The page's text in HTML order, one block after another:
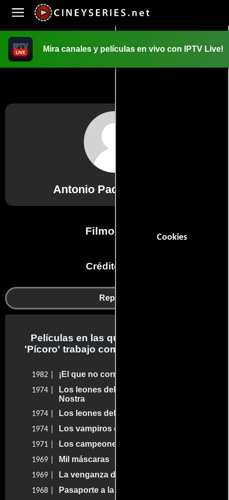
Cookies
Mira canales y películas en vivo con IPTV Live!
Antonio Padilla 'Pícoro'
Filmografía
Créditos en:
Reparto
Películas en las que Antonio Padilla
'Pícoro' trabajo como parte del reparto
1982 | ¡El que no corre... vuela!
1974 |
Los leones del ring contra la Cosa
Nostra
1974 | Los leones del ring
1974 | Los vampiros de Coyoacán
1971 | Los campeones justicieros
1969 | Mil máscaras
1969 | La venganza de Huracán Ramirez
1968 | Pasaporte a la muerte